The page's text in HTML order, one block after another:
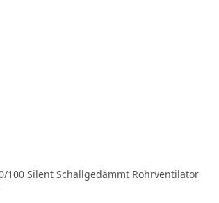
100 Silent Schallgedämmt Rohrventilator